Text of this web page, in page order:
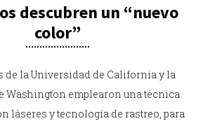
descubren un “nuevo
color”
de la Universidad de California y la
Washington emplearon una técnica
láseres y tecnología de rastreo, para